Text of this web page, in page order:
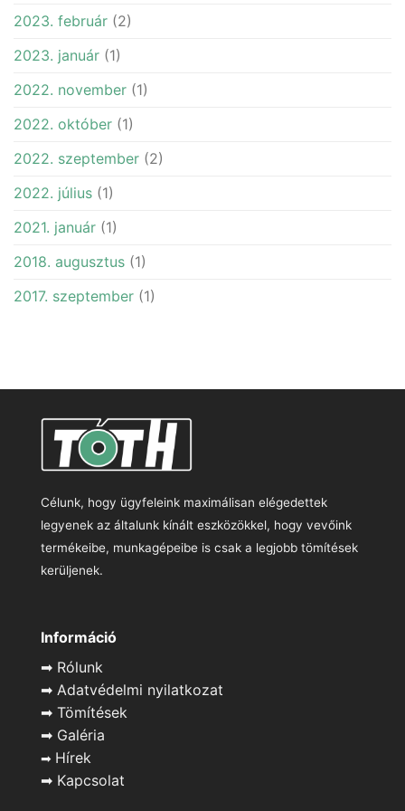
2023. február (2)
2023. január (1)
2022. november (1)
2022. október (1)
2022. szeptember (2)
2022. július (1)
2021. január (1)
2018. augusztus (1)
2017. szeptember (1)
Célunk, hogy ügyfeleink maximálisan elégedettek
legyenek az általunk kínált eszközökkel, hogy vevőink
termékeibe, munkagépeibe is csak a legjobb tömítések
kerüljenek.
Információ
➡ Rólunk
➡ Adatvédelmi nyilatkozat
➡ Tömítések
➡ Galéria
➡ Hírek
➡ Kapcsolat